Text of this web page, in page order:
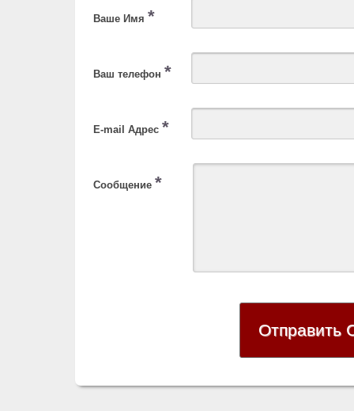
Ваше Имя *
Ваш телефон *
E-mail Адрес *
Сообщение *